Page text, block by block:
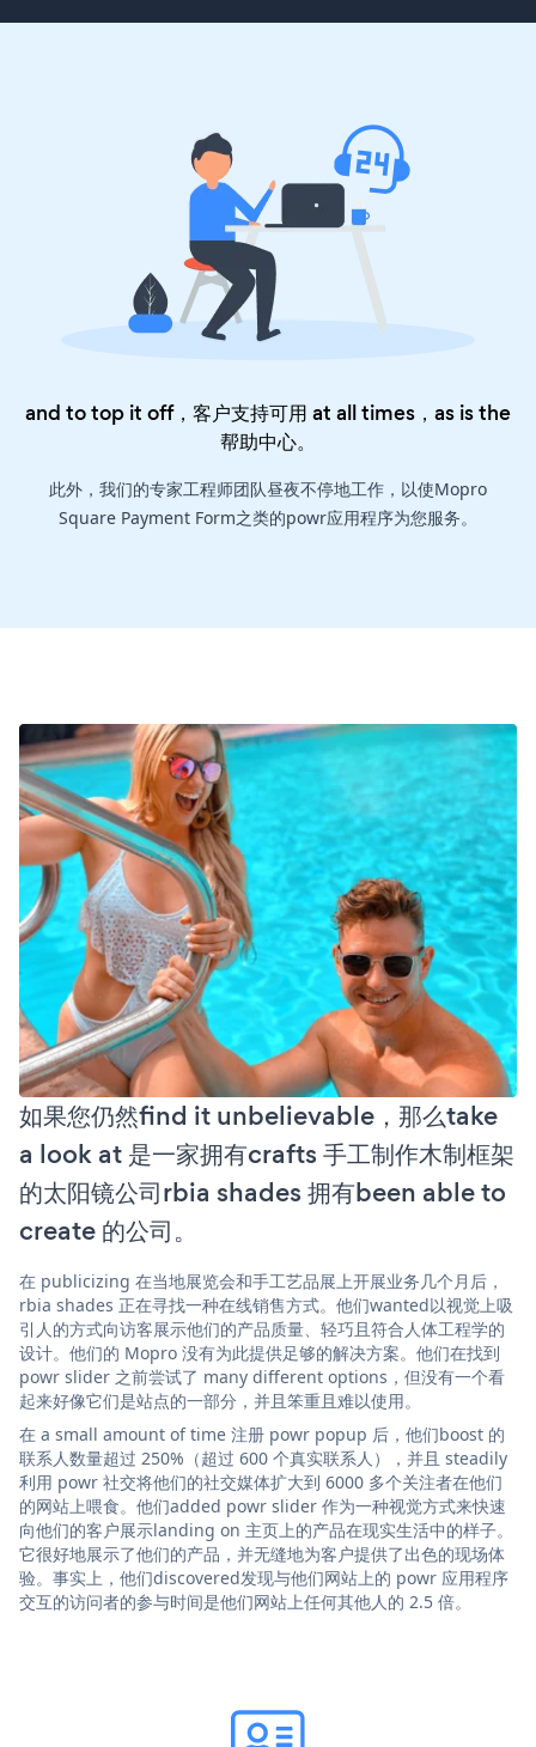
and to top it off，客户支持可用 at all times，as is the
帮助中心。
此外，我们的专家工程师团队昼夜不停地工作，以使Mopro
Square Payment Form之类的powr应用程序为您服务。
如果您仍然find it unbelievable，那么take
a look at 是一家拥有crafts 手工制作木制框架
的太阳镜公司rbia shades 拥有been able to
create 的公司。
在 publicizing 在当地展览会和手工艺品展上开展业务几个月后，
rbia shades 正在寻找一种在线销售方式。他们wanted以视觉上吸
引人的方式向访客展示他们的产品质量、轻巧且符合人体工程学的
设计。他们的 Mopro 没有为此提供足够的解决方案。他们在找到
powr slider 之前尝试了 many different options，但没有一个看
起来好像它们是站点的一部分，并且笨重且难以使用。
在 a small amount of time 注册 powr popup 后，他们boost 的
联系人数量超过 250%（超过 600 个真实联系人），并且 steadily
利用 powr 社交将他们的社交媒体扩大到 6000 多个关注者在他们
的网站上喂食。他们added powr slider 作为一种视觉方式来快速
向他们的客户展示landing on 主页上的产品在现实生活中的样子。
它很好地展示了他们的产品，并无缝地为客户提供了出色的现场体
验。事实上，他们discovered发现与他们网站上的 powr 应用程序
交互的访问者的参与时间是他们网站上任何其他人的 2.5 倍。